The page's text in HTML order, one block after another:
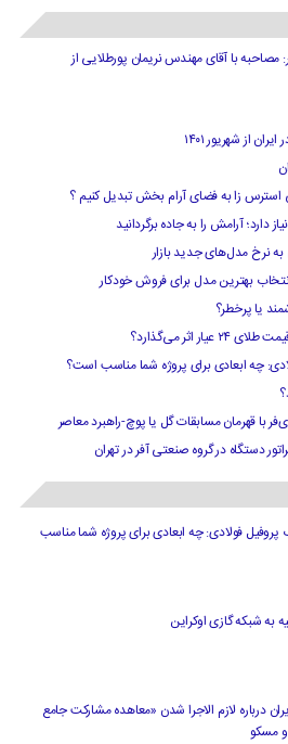
مصاحبه با آقای مهندس نریمان پورطلایی از
از شهریور ۱۴۰۱
زا به فضای آرام بخش تبدیل کنیم ؟
دارد؛ آرامش را به جاده برگردانید
نرخ مدل‌های جدید بازار
بهترین مدل برای فروش خودکار
یا پرخطر؟
اثر می‌گذارد؟
چه ابعادی برای پروژه شما مناسب است؟
با قهرمان مسابقات گل یا پوچ-راهبرد معاصر
دستگاه در گروه صنعتی آفر در تهران
پروفیل فولادی: چه ابعادی برای پروژه شما مناسب
به شبکه گازی اوکراین
درباره لازم‌ الاجرا شدن «معاهده مشارکت جامع
و مسکو